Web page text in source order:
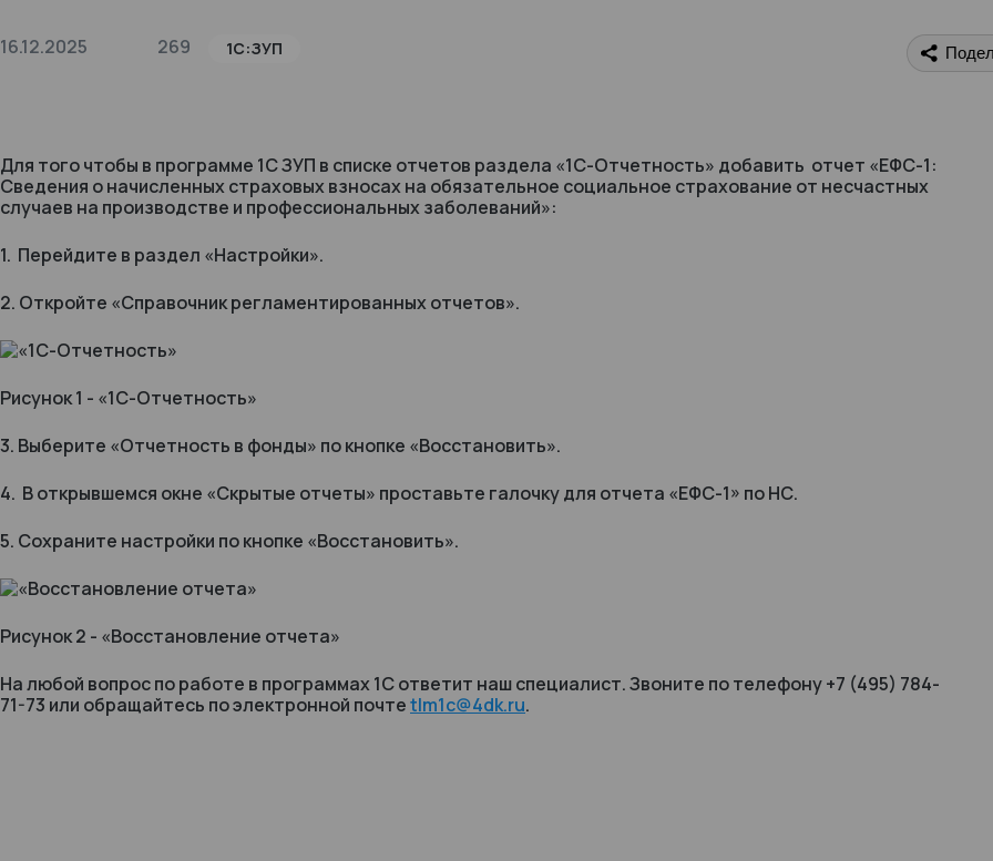
16.12.2025 269 1С:ЗУП
Для того чтобы в программе 1С ЗУП в списке отчетов раздела «1С-Отчетность» добавить отчет «ЕФС-1:
Сведения о начисленных страховых взносах на обязательное социальное страхование от несчастных
случаев на производстве и профессиональных заболеваний»:
1. Перейдите в раздел «Настройки».
2. Откройте «Справочник регламентированных отчетов».
Рисунок 1 - «1С-Отчетность»
3. Выберите «Отчетность в фонды» по кнопке «Восстановить».
4. В открывшемся окне «Скрытые отчеты» проставьте галочку для отчета «ЕФС-1» по НС.
5. Сохраните настройки по кнопке «Восстановить».
Рисунок 2 - «Восстановление отчета»
На любой вопрос по работе в программах 1С ответит наш специалист. Звоните по телефону +7 (495) 784-
71-73 или обращайтесь по электронной почтеtlm1c@4dk.ru.